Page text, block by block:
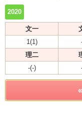
2020
文一
1(1)
理二
-(-)